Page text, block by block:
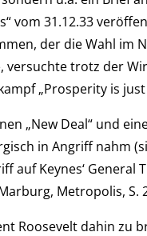
vom 31.12.33
der die Wahl im
versuchte trotz der
„Prosperity is
„New Deal“ und
in Angriff nahm
auf Keynes‘ General
Metropolis, S.
Roosevelt dahin zu